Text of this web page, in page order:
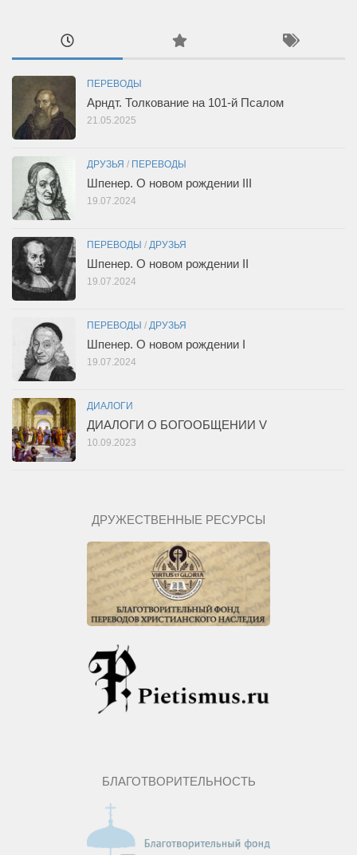
ПЕРЕВОДЫ
Арндт. Толкование на 101-й Псалом
21.05.2025
ДРУЗЬЯ / ПЕРЕВОДЫ
Шпенер. О новом рождении III
19.07.2024
ПЕРЕВОДЫ / ДРУЗЬЯ
Шпенер. О новом рождении II
19.07.2024
ПЕРЕВОДЫ / ДРУЗЬЯ
Шпенер. О новом рождении I
19.07.2024
ДИАЛОГИ
ДИАЛОГИ О БОГООБЩЕНИИ V
10.09.2023
ДРУЖЕСТВЕННЫЕ РЕСУРСЫ
БЛАГОТВОРИТЕЛЬНОСТЬ